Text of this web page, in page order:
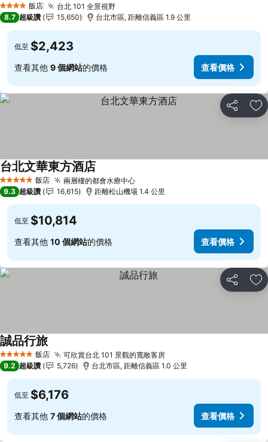
4 星級 飯店 台北 101 全景視野查看價格
8.7 超級讚 15,650 台北市區, 距離信義區 1.9 公里
低至 $2,423
查看其他 9 個網站的價格 查看價格
分享 加
5 星級 飯店 兩層樓的都會水療中心查看價格
台北文華東方酒店
9.3 超級讚 16,615 距離松山機場 1.4 公里
低至 $10,814
查看其他 10 個網站的價格 查看價格
分享 加
5 星級 飯店 可欣賞台北 101 景觀的寬敞客房查看價格
誠品行旅查看價格
9.2 超級讚 5,726 台北市區, 距離信義區 1.0 公里
低至 $6,176
查看其他 7 個網站的價格 查看價格